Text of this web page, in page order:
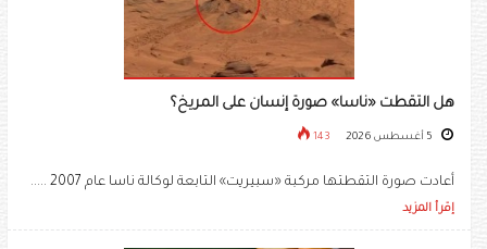
هل التقطت «ناسا» صورة إنسان على المريخ؟
143
أعادت صورة التقطتها مركبة «سبيريت» التابعة لوكالة ناسا عام 2007 .....
إقرأ المزيد